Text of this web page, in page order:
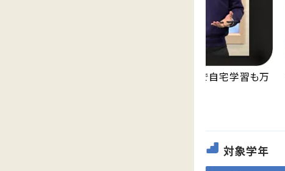
永久無料の映像授業「Try IT」が見放題で自宅学習も万
対象学年